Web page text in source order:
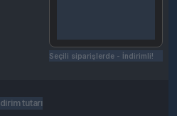
Seçili siparişlerde - İndirimli!
tutarı